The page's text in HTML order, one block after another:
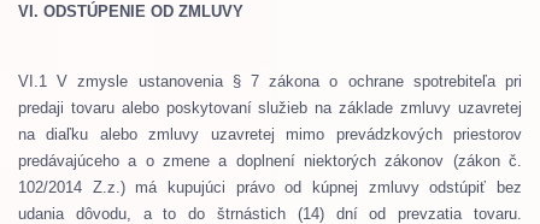
VI. ODSTÚPENIE OD ZMLUVY
VI.1 V zmysle ustanovenia § 7 zákona o ochrane spotrebiteľa pri
predaji tovaru alebo poskytovaní služieb na základe zmluvy uzavretej
na diaľku alebo zmluvy uzavretej mimo prevádzkových priestorov
predávajúceho a o zmene a doplnení niektorých zákonov (zákon č.
102/2014 Z.z.) má kupujúci právo od kúpnej zmluvy odstúpiť bez
udania dôvodu, a to do štrnástich (14) dní od prevzatia tovaru.